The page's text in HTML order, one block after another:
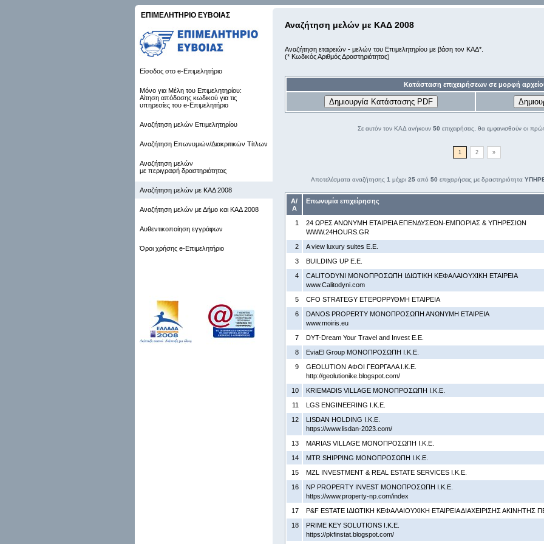
ΕΠΙΜΕΛΗΤΗΡΙΟ ΕΥΒΟΙΑΣ
Είσοδος στο e-Επιμελητήριο
Μόνο για Μέλη του Επιμελητηρίου:
Αίτηση απόδοσης κωδικού για τις
υπηρεσίες του e-Επιμελητήριο
Αναζήτηση μελών Επιμελητηρίου
Αναζήτηση Επωνυμιών/Διακριτικών Τίτλων
Αναζήτηση μελών
με περιγραφή δραστηριότητας
Αναζήτηση μελών με ΚΑΔ 2008
Αναζήτηση μελών με Δήμο και ΚΑΔ 2008
Αυθεντικοποίηση εγγράφων
Όροι χρήσης e-Επιμελητήριο
Αναζήτηση μελών με ΚΑΔ 2008
Αναζήτηση εταιρειών - μελών του Επιμελητηρίου με βάση τον ΚΑΔ*.
(* Κωδικός Αριθμός Δραστηριότητας)
Κατάσταση επιχειρήσεων σε μορφή
Σε αυτόν τον ΚΑΔ ανήκουν 50 επιχειρήσεις, θα εμφανισθούν οι
1 2 »
Αποτελέσματα αναζήτησης 1 μέχρι 25 από 50 επιχειρήσεις με δραστηριότητα
Α/
Α
Επωνυμία επιχείρησης
1
24 ΩΡΕΣ ΑΝΩΝΥΜΗ ΕΤΑΙΡΕΙΑ ΕΠΕΝΔΥΣΕΩΝ-ΕΜΠΟΡΙΑΣ & ΥΠΗΡΕΣΙΩΝ
WWW.24HOURS.GR
2
A view luxury suites Ε.Ε.
3
BUILDING UP Ε.Ε.
4
CALITODYNI ΜΟΝΟΠΡΟΣΩΠΗ ΙΔΙΩΤΙΚΗ ΚΕΦΑΛΑΙΟΥΧΙΚΗ ΕΤΑΙΡΕΙΑ
www.Calitodyni.com
5
CFO STRATEGY ΕΤΕΡΟΡΡΥΘΜΗ ΕΤΑΙΡΕΙΑ
6
DANOS PROPERTY ΜΟΝΟΠΡΟΣΩΠΗ ΑΝΩΝΥΜΗ ΕΤΑΙΡΕΙΑ
www.moiris.eu
7
DYT-Dream Your Travel and Invest Ε.Ε.
8
EviaEl Group ΜΟΝΟΠΡΟΣΩΠΗ Ι.Κ.Ε.
9
GEOLUTION ΑΦΟΙ ΓΕΩΡΓΑΛΑ Ι.Κ.Ε.
http://geolutionike.blogspot.com/
10
KRIEMADIS VILLAGE ΜΟΝΟΠΡΟΣΩΠΗ Ι.Κ.Ε.
11
LGS ENGINEERING Ι.Κ.Ε.
12
LISDAN HOLDING Ι.Κ.Ε.
https://www.lisdan-2023.com/
13
MARIAS VILLAGE ΜΟΝΟΠΡΟΣΩΠΗ Ι.Κ.Ε.
14
MTR SHIPPING ΜΟΝΟΠΡΟΣΩΠΗ Ι.Κ.Ε.
15
MZL INVESTMENT & REAL ESTATE SERVICES Ι.Κ.Ε.
16
NP PROPERTY INVEST ΜΟΝΟΠΡΟΣΩΠΗ Ι.Κ.Ε.
https://www.property-np.com/index
17
P&F ESTATE ΙΔΙΩΤΙΚΗ ΚΕΦΑΛΑΙΟΥΧΙΚΗ ΕΤΑΙΡΕΙΑ ΔΙΑΧΕΙΡΙΣΗΣ ΑΚΙΝΗΤΗΣ
18
PRIME KEY SOLUTIONS Ι.Κ.Ε.
https://pkfinstat.blogspot.com/